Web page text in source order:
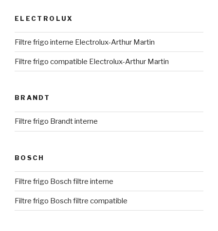
ELECTROLUX
Filtre frigo interne Electrolux-Arthur Martin
Filtre frigo compatible Electrolux-Arthur Martin
BRANDT
Filtre frigo Brandt interne
BOSCH
Filtre frigo Bosch filtre interne
Filtre frigo Bosch filtre compatible